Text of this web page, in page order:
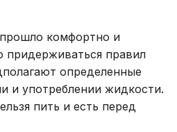
комфортно и
правил
определенные
и употреблении жидкости.
пить и есть перед